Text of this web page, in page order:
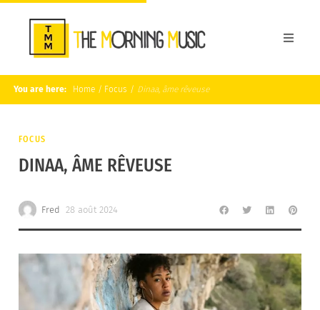
You are here: Home / Focus / Dinaa, âme rêveuse
FOCUS
DINAA, ÂME RÊVEUSE
Fred 28 août 2024